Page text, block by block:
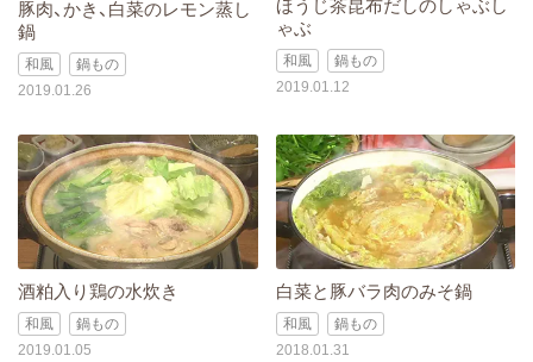
豚肉、かき、白菜のレモン蒸し
鍋
和風
鍋もの
2019.01.26
ほうじ茶昆布だしのしゃぶし
ゃぶ
和風
鍋もの
2019.01.12
酒粕入り鶏の水炊き
和風
鍋もの
2019.01.05
白菜と豚バラ肉のみそ鍋
和風
鍋もの
2018.01.31